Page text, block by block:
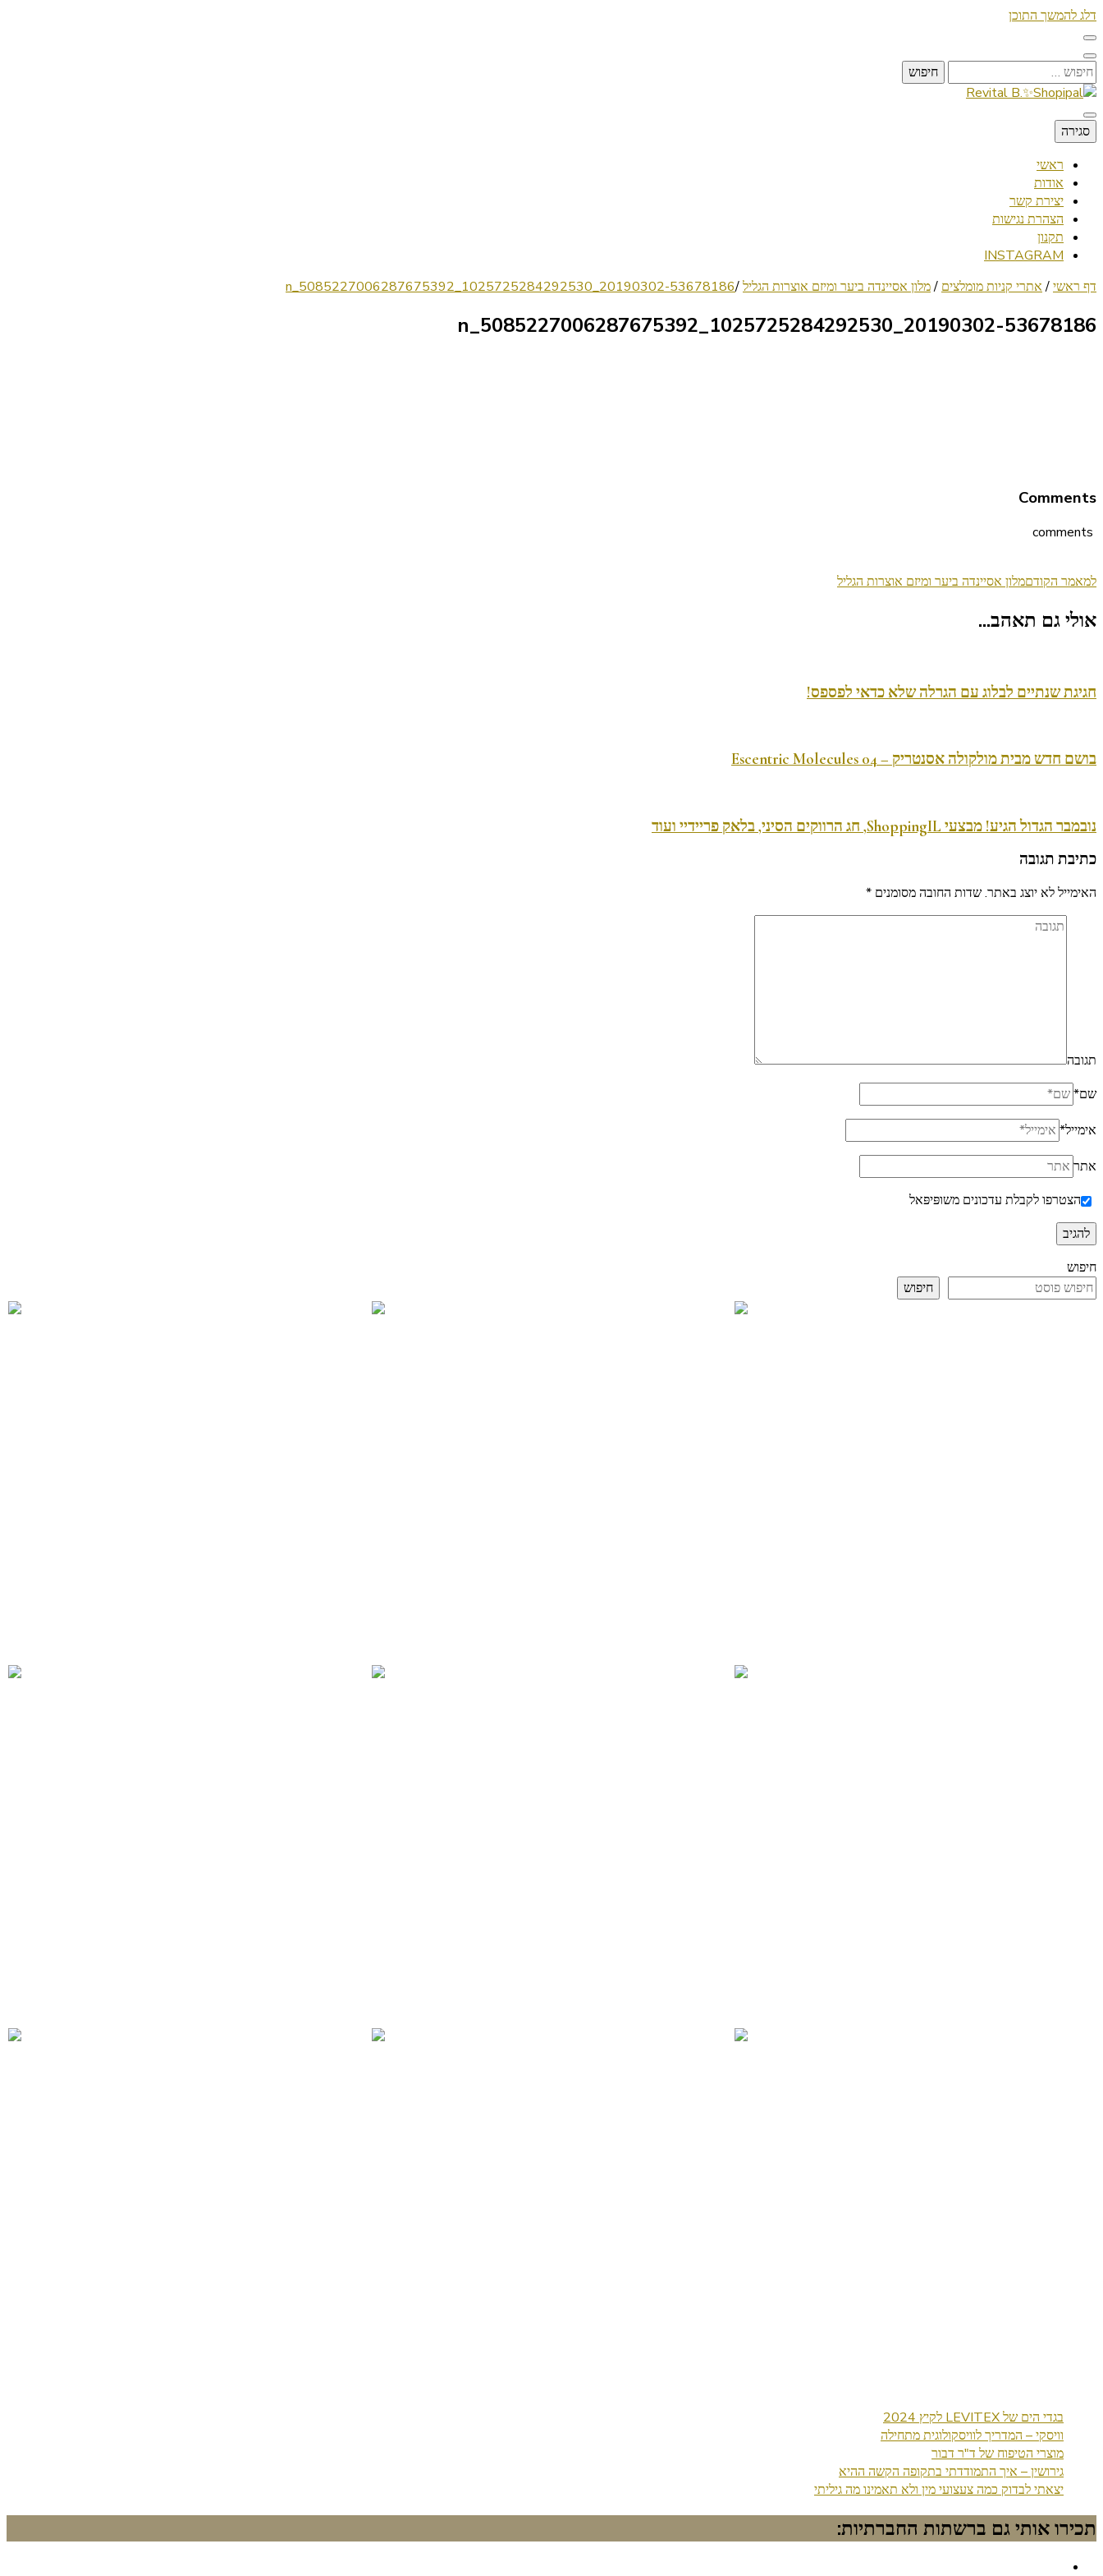
דלג להמשך התוכן
חיפוש:
Revital B.✨Shopipal
Lifestyle ✦ Beauty ✦ Vegan ✦ Travel
סגירה
ראשי
אודות
יצירת קשר
הצהרת נגישות
תקנון
INSTAGRAM
דף ראשי/ אתרי קניות מומלצים /מלון אסיינדה ביער ומיזם אוצרות הגליל/
20190302-53678186_1025725284292530_5085227006287675392_n
20190302-53678186_1025725284292530_5085227006287675392_n
Comments
ניווט
בפוסטים
למאמר הקודםמלון אסיינדה ביער ומיזם אוצרות הגליל
אולי גם תאהב...
חגיגת שנתיים לבלוג עם הגרלה שלא כדאי לפספס!
בושם חדש מבית מולקולה אסנטריק – 04 Escentric Molecules
נובמבר הגדול הגיע! מבצעי ShoppingIL, חג הרווקים הסיני, בלאק פריידיי ועוד
כתיבת תגובה
האימייל לא יוצג באתר.שדות החובה מסומנים *
תגובה
שם*
אימייל*
אתר
הצטרפו לקבלת עדכונים משופּיפּאל
חיפוש
חיפוש
בגדי הים של LEVITEX לקיץ 2024
וויסקי – המדריך לוויסקולוגית מתחילה
מוצרי הטיפוח של ד"ר דבור
גירושין – איך התמודדתי בתקופה הקשה ההיא
יצאתי לבדוק כמה צעצועי מין ולא תאמינו מה גיליתי
תכירו אותי גם ברשתות החברתיות: